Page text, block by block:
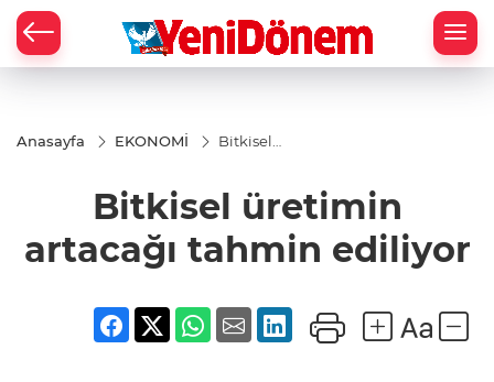
Anasayfa EKONOMİ
Bitkisel
tahmin
ediliyor
Bitkisel üretimin
artacağı tahmin ediliyor